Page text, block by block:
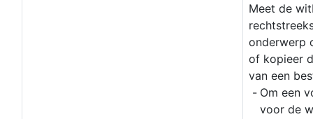
Meet de
onderwerp
of kopieer
van een
Om een
voor de